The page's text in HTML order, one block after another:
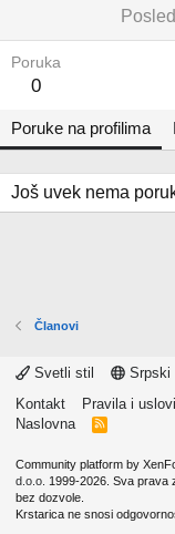
Poruka
0
Poruke na profilima
Još uvek nema
Članovi
Svetli stil
Srpski
Kontakt
Pravila i
Naslovna
R
Community platform by
d.o.o. 1999-2026. Sva prava
bez dozvole.
Krstarica ne snosi